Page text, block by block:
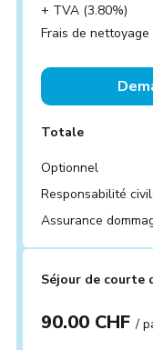
+ TVA (3.80%)
Frais de
Totale
Optionnel
Responsabilité
Assurance
Séjour de courte
90.00 CHF/